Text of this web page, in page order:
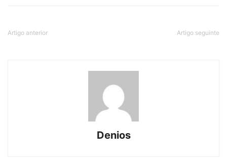
Artigo anterior Artigo seguinte
Denios